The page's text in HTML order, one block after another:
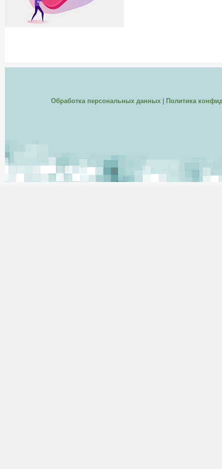
Обработка персональных данных| Политика